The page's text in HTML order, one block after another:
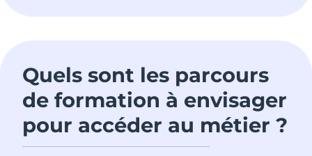
Quels sont les parcours
de formation à envisager
pour accéder au métier ?